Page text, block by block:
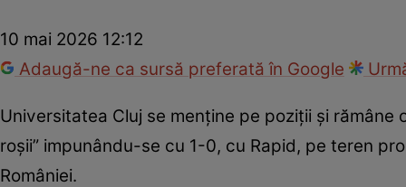
10 mai 2026 12:12
Adaugă-ne ca sursă preferată în Google
Universitatea Cluj se menține pe poziții și
roșii” impunându-se cu 1-0, cu Rapid, pe teren
României.